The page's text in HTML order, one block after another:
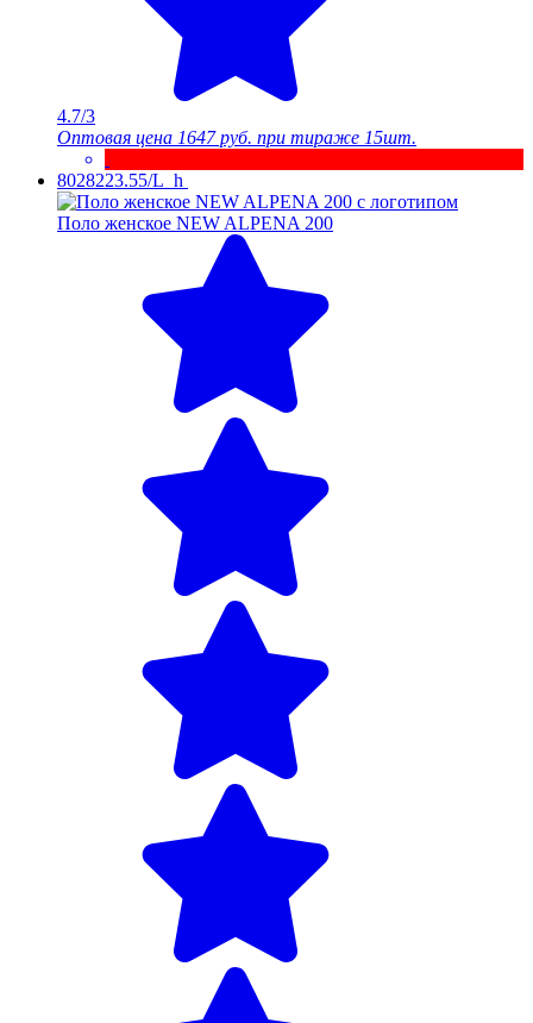
4.7/3
Оптовая цена 1647 руб. при тираже 15шт.
8028223.55/L_h
Поло женское NEW ALPENA 200